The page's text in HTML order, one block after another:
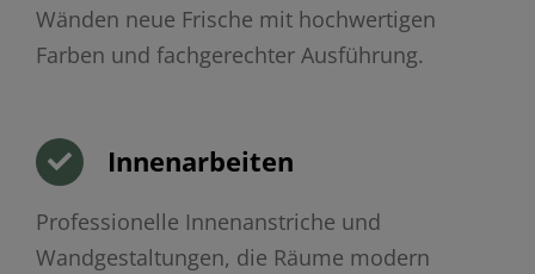
Wänden neue Frische mit hochwertigen
Farben und fachgerechter Ausführung.
Innenarbeiten
Professionelle Innenanstriche und
Wandgestaltungen, die Räume modern